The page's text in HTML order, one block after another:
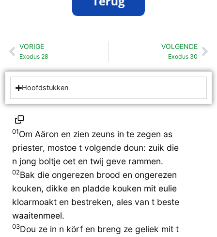
Vorige
VORIGE
Exodus 28
VOLGENDE
Exodus 30
Hoofdstukken
01Om Aäron en zien zeuns in te zegen as
priester, mostoe t volgende doun: zuik die
n jong boltje oet en twij geve rammen.
02Bak die ongerezen brood en ongerezen
kouken, dikke en pladde kouken mit eulie
kloarmoakt en bestreken, ales van t beste
waaitenmeel.
03Dou ze in n körf en breng ze geliek mit t